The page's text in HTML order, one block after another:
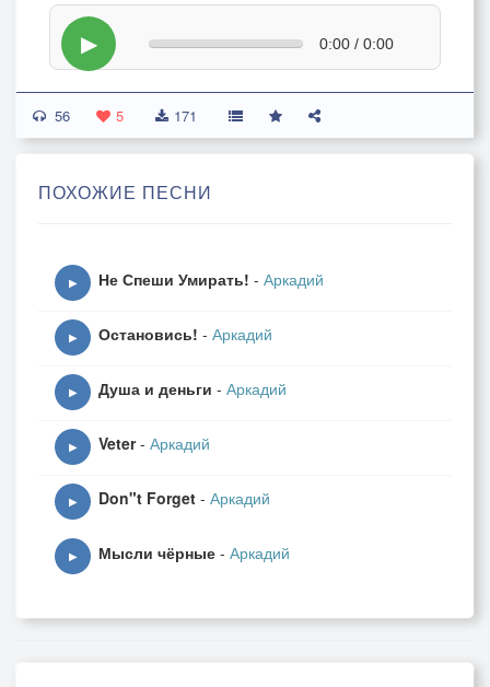
▶ 0:00 / 0:00
56 5 171
ПОХОЖИЕ ПЕСНИ
▶ Не Спеши Умирать! - Аркадий
▶ Остановись! - Аркадий
▶ Душа и деньги - Аркадий
▶ Veter- Аркадий
▶ Don"t Forget - Аркадий
▶ Мысли чёрные - Аркадий